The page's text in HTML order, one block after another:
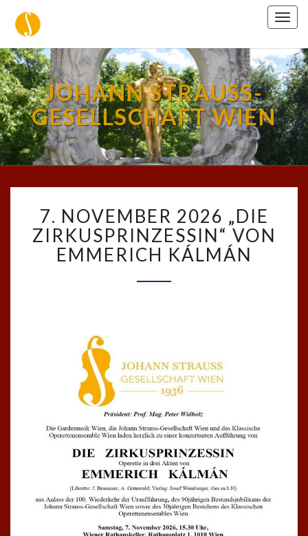
JOHANN STRAUSS-
GESELLSCHAFT WIEN
NOVEMBER
2026
„DIE
ZIRKUSPRINZESSIN“
7. NOVEMBER 2026 „DIE
ZIRKUSPRINZESSIN“ VON
EMMERICH KÁLMÁN